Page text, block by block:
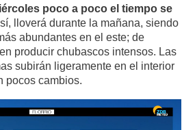
poco a poco el tiempo se
lloverá durante la mañana, siendo
abundantes en el este; de
producir chubascos intensos. Las
subirán ligeramente en el interior
pocos cambios.